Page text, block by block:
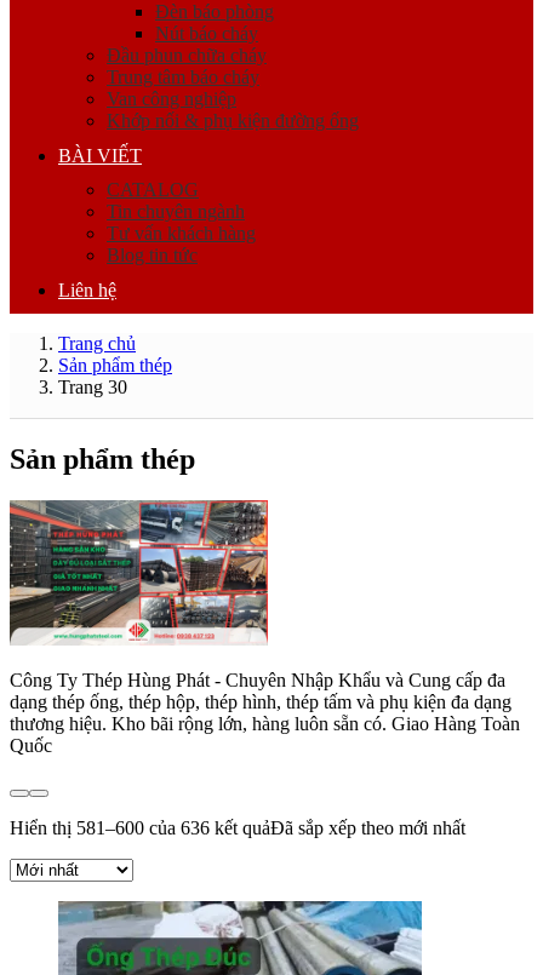
Đèn báo phòng
Nút báo cháy
Đầu phun chữa cháy
Trung tâm báo cháy
Van công nghiệp
Khớp nối & phụ kiện đường ống
BÀI VIẾT
CATALOG
Tin chuyên ngành
Tư vấn khách hàng
Blog tin tức
Liên hệ
Trang chủ
Sản phẩm thép
Trang 30
Sản phẩm thép
Công Ty Thép Hùng Phát - Chuyên Nhập Khẩu và Cung cấp đa
dạng thép ống, thép hộp, thép hình, thép tấm và phụ kiện đa dạng
thương hiệu. Kho bãi rộng lớn, hàng luôn sẵn có. Giao Hàng Toàn
Quốc
Hiển thị 581–600 của 636 kết quảĐã sắp xếp theo mới nhất